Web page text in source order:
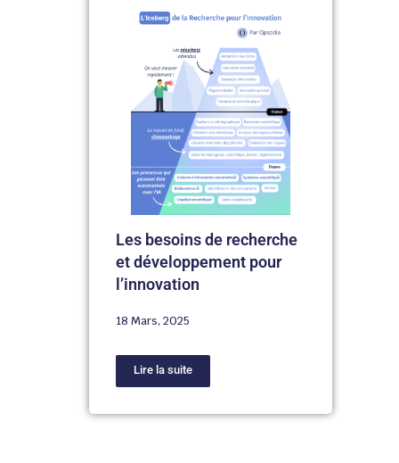
Les besoins de recherche
et développement pour
l’innovation
18 Mars, 2025
Lire la suite